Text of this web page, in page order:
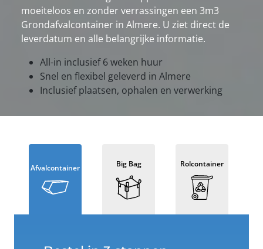
moeiteloos en zonder verrassingen een 3m3
Grondafvalcontainer in Almere. U ziet direct de
leverdatum en alle belangrijke informatie.
All-in inclusief 6 weken huur
Snel en flexibel geleverd in Almere
Inclusief plaatsen, ophalen en verwerking
Afvalcontainer Big Bag Rolcontainer